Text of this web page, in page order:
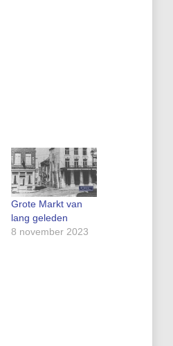
Grote Markt van
lang geleden
8 november 2023